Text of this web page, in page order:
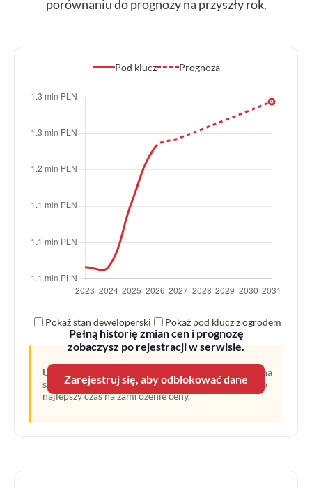
porównaniu do prognozy na przyszły rok.
Pod klucz Prognoza
Pełną historię zmian cen i prognozę
zobaczysz po rejestracji w serwisie.
Zarejestruj się, aby odblokować dane
Pokaż stan deweloperski Pokaż pod klucz z ogrodem
Uwaga:
Linia przerywana oznacza prognozę opartą na
średnim wzroście z ostatnich lat. Obecny moment to
najlepszy czas na zamrożenie ceny.